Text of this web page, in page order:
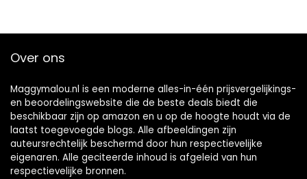
Over ons
Maggymalou.nl is een moderne alles-in-één prijsvergelijkings-
en beoordelingswebsite die de beste deals biedt die
beschikbaar zijn op amazon en u op de hoogte houdt via de
laatst toegevoegde blogs. Alle afbeeldingen zijn
auteursrechtelijk beschermd door hun respectievelijke
eigenaren. Alle geciteerde inhoud is afgeleid van hun
respectievelijke bronnen.